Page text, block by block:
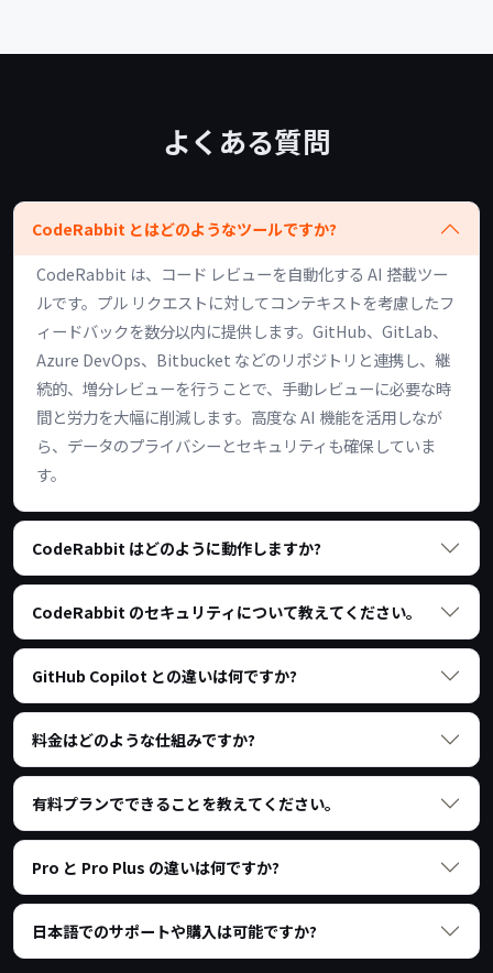
よくある質問
CodeRabbit とはどのようなツールですか?
CodeRabbit は、コード レビューを自動化する AI 搭載ツー
ルです。プル リクエストに対してコンテキストを考慮したフ
ィードバックを数分以内に提供します。GitHub、GitLab、
Azure DevOps、Bitbucket などのリポジトリと連携し、継
続的、増分レビューを行うことで、手動レビューに必要な時
間と労力を大幅に削減します。高度な AI 機能を活用しなが
ら、データのプライバシーとセキュリティも確保していま
す。
CodeRabbit はどのように動作しますか?
CodeRabbit のセキュリティについて教えてください。
GitHub Copilot との違いは何ですか?
料金はどのような仕組みですか?
有料プランでできることを教えてください。
Pro と Pro Plus の違いは何ですか?
日本語でのサポートや購入は可能ですか?